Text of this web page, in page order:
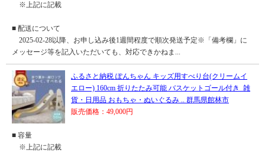
※上記に記載
■ 配送について
2025-02-28以降、お申し込み後1週間程度で順次発送予定※「備考欄」に
メッセージ等を記入いただいても、対応できかねま...
ふるさと納税 ぽんちゃん キッズ用すべり台(クリームイ
エロー) 160cm 折りたたみ可能 バスケットゴール付き_雑
貨・日用品 おもちゃ・ぬいぐるみ .. 群馬県館林市
販売価格：49,000円
■ 容量
※上記に記載